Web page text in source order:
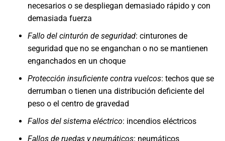
necesarios o se despliegan demasiado rápido y con
demasiada fuerza
Fallo del cinturón de seguridad: cinturones de
seguridad que no se enganchan o no se mantienen
enganchados en un choque
Protección insuficiente contra vuelcos: techos que se
derrumban o tienen una distribución deficiente del
peso o el centro de gravedad
Fallos del sistema eléctrico: incendios eléctricos
Fallos de ruedas y neumáticos: neumáticos